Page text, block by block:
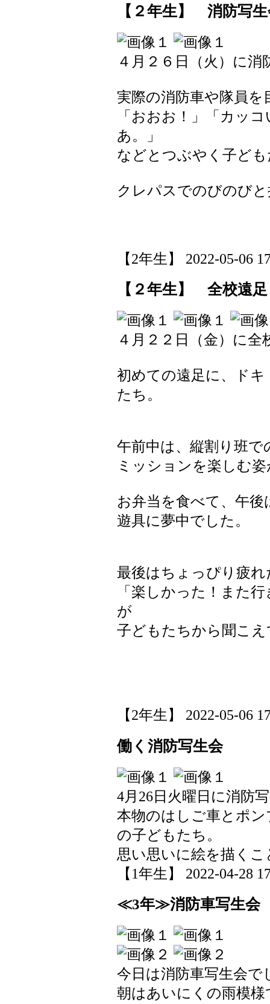
【２年生】 消防写
４月２６日（火）に
実際の消防車や隊員を
「おおお！」「カッ
あ。」
などとつぶやく子ど
クレパスでのびのび
【2年生】 2022-05-06
【２年生】 全校遠足
４月２２日（金）に
初めての遠足に、ド
たち。
午前中は、縦割り班
ミッションを楽しむ
お弁当を食べて、午
遊具に夢中でした。
最後はちょっぴり疲
「楽しかった！また
が
子どもたちから聞こ
【2年生】 2022-05-06
働く消防写生会
4月26日火曜日に消防
本物のはしご車とポ
の子どもたち。
思い思いに絵を描く
【1年生】 2022-04-28
≪3年≫消防車写生会
今日は消防車写生会で
朝はあいにくの雨模